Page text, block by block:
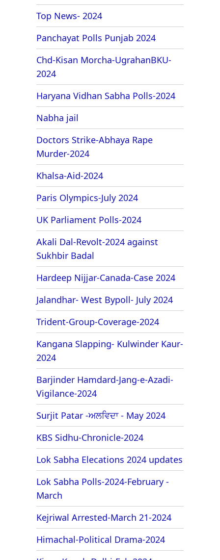
Top News- 2024
Panchayat Polls Punjab 2024
Chd-Kisan Morcha-UgrahanBKU-
2024
Haryana Vidhan Sabha Polls-2024
Nabha jail
Doctors Strike-Abhaya Rape
Murder-2024
Khalsa-Aid-2024
Paris Olympics-July 2024
UK Parliament Polls-2024
Akali Dal-Revolt-2024 against
Sukhbir Badal
Hardeep Nijjar-Canada-Case 2024
Jalandhar- West Bypoll- July 2024
Trident-Group-Coverage-2024
Kangana Slapping- Kulwinder Kaur-
2024
Barjinder Hamdard-Jang-e-Azadi-
Vigilance-2024
Surjit Patar -ਅਲਵਿਦਾ - May 2024
KBS Sidhu-Chronicle-2024
Lok Sabha Elecations 2024 updates
Lok Sabha Polls-2024-February -
March
Kejriwal Arrested-March 21-2024
Himachal-Political Drama-2024